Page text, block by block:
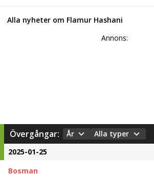
Alla nyheter om Flamur Hashani
Annons:
Övergångar: År
Alla typer
2025-01-25
Bosman